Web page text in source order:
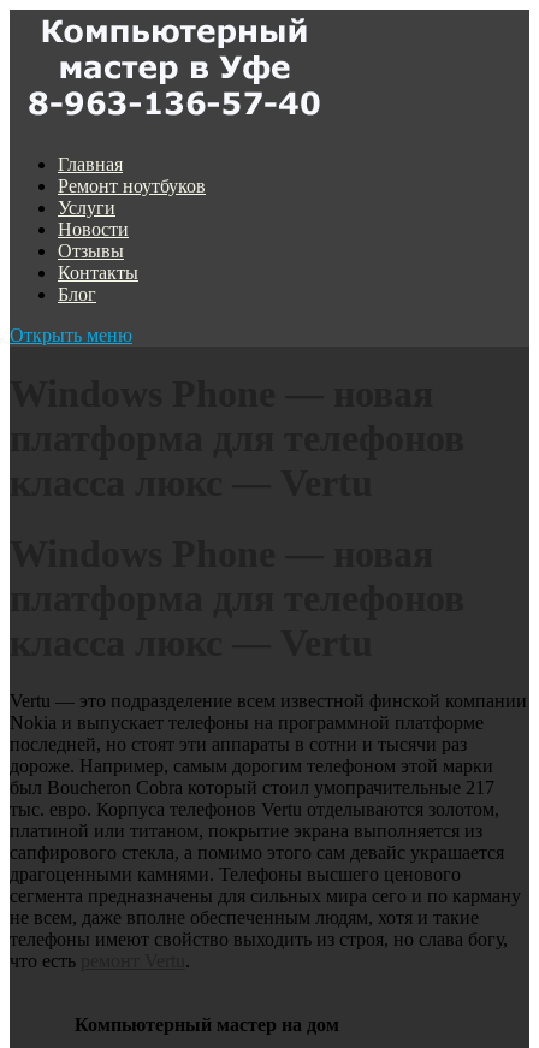
Главная
Ремонт ноутбуков
Услуги
Новости
Отзывы
Контакты
Блог
Открыть меню
Vertu — это подразделение всем известной финской компании
Nokia и выпускает телефоны на программной платформе
последней, но стоят эти аппараты в сотни и тысячи раз
дороже. Например, самым дорогим телефоном этой марки
был Boucheron Cobra который стоил умопрачительные 217
тыс. евро. Корпуса телефонов Vertu отделываются золотом,
платиной или титаном, покрытие экрана выполняется из
сапфирового стекла, а помимо этого сам девайс украшается
драгоценными камнями. Телефоны высшего ценового
сегмента предназначены для сильных мира сего и по карману
не всем, даже вполне обеспеченным людям, хотя и такие
телефоны имеют свойство выходить из строя, но слава богу,
что есть
.
Компьютерный мастер на дом